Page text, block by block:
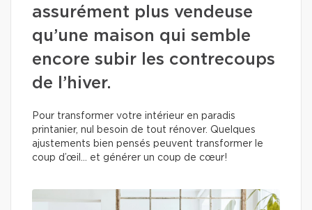
assurément plus vendeuse
qu’une maison qui semble
encore subir les contrecoups
de l’hiver.
Pour transformer votre intérieur en paradis
printanier, nul besoin de tout rénover. Quelques
ajustements bien pensés peuvent transformer le
coup d’œil… et générer un coup de cœur!